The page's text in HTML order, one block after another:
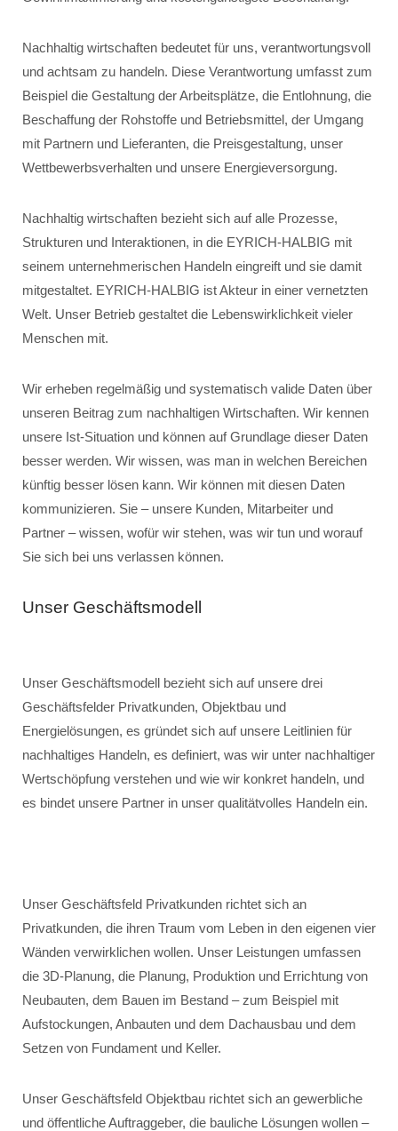
Nachhaltig wirtschaften bedeutet für uns, verantwortungsvoll
und achtsam zu handeln. Diese Verantwortung umfasst zum
Beispiel die Gestaltung der Arbeitsplätze, die Entlohnung, die
Beschaffung der Rohstoffe und Betriebsmittel, der Umgang
mit Partnern und Lieferanten, die Preisgestaltung, unser
Wettbewerbsverhalten und unsere Energieversorgung.
Nachhaltig wirtschaften bezieht sich auf alle Prozesse,
Strukturen und Interaktionen, in die EYRICH-HALBIG mit
seinem unternehmerischen Handeln eingreift und sie damit
mitgestaltet. EYRICH-HALBIG ist Akteur in einer vernetzten
Welt. Unser Betrieb gestaltet die Lebenswirklichkeit vieler
Menschen mit.
Wir erheben regelmäßig und systematisch valide Daten über
unseren Beitrag zum nachhaltigen Wirtschaften. Wir kennen
unsere Ist-Situation und können auf Grundlage dieser Daten
besser werden. Wir wissen, was man in welchen Bereichen
künftig besser lösen kann. Wir können mit diesen Daten
kommunizieren. Sie – unsere Kunden, Mitarbeiter und
Partner – wissen, wofür wir stehen, was wir tun und worauf
Sie sich bei uns verlassen können.
Unser Geschäftsmodell
Unser Geschäftsmodell bezieht sich auf unsere drei
Geschäftsfelder Privatkunden, Objektbau und
Energielösungen, es gründet sich auf unsere Leitlinien für
nachhaltiges Handeln, es definiert, was wir unter nachhaltiger
Wertschöpfung verstehen und wie wir konkret handeln, und
es bindet unsere Partner in unser qualitätvolles Handeln ein.
Unser Geschäftsfeld Privatkunden richtet sich an
Privatkunden, die ihren Traum vom Leben in den eigenen vier
Wänden verwirklichen wollen. Unser Leistungen umfassen
die 3D-Planung, die Planung, Produktion und Errichtung von
Neubauten, dem Bauen im Bestand – zum Beispiel mit
Aufstockungen, Anbauten und dem Dachausbau und dem
Setzen von Fundament und Keller.
Unser Geschäftsfeld Objektbau richtet sich an gewerbliche
und öffentliche Auftraggeber, die bauliche Lösungen wollen –